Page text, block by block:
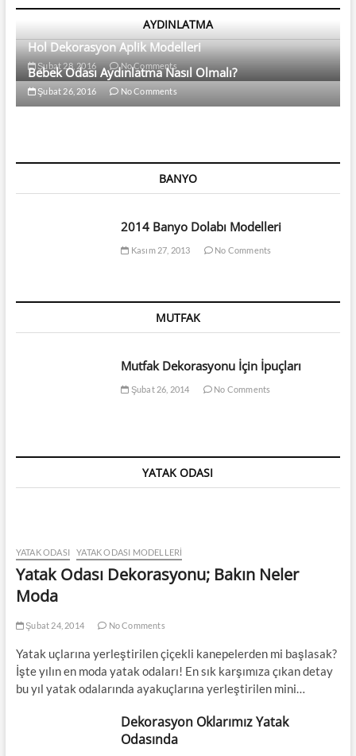
AYDINLATMA
Hol Dekorasyon Aplik Modelleri
Şubat 28, 2016 No Comments
Bebek Odası Aydınlatma Nasıl Olmalı?
Şubat 26, 2016 No Comments
BANYO
2014 Banyo Dolabı Modelleri
Kasım 27, 2013 No Comments
MUTFAK
Mutfak Dekorasyonu İçin İpuçları
Şubat 26, 2014 No Comments
YATAK ODASI
YATAK ODASI YATAK ODASI MODELLERI
Yatak Odası Dekorasyonu; Bakın Neler
Moda
Şubat 24, 2014 No Comments
Yatak uçlarına yerleştirilen çiçekli kanepelerden mi başlasak?
İşte yılın en moda yatak odaları! En sık karşımıza çıkan detay
bu yıl yatak odalarında ayakuçlarına yerleştirilen mini…
Dekorasyon Oklarımız Yatak
Odasında